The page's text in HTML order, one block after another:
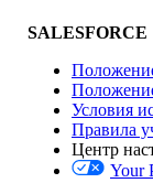
Влияние на
Версия
SALESFORCE
Условия
Правила
Центр
Your